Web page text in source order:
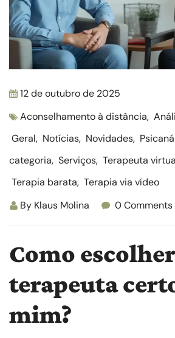
12 de outubro de 2025
Aconselhamento à distância,
Geral, Notícias, Novidades,
categoria, Serviços, Terapeuta
Terapia barata, Terapia via vídeo
By Klaus Molina 0 Comments
Como
terapeuta
mim?